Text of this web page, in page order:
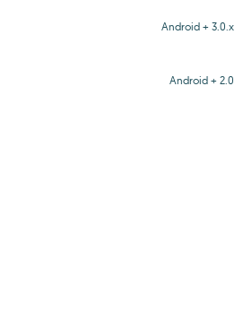
Android + 3.0.x
Android + 2.0